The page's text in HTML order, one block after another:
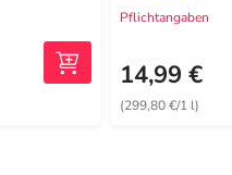
Pflichtangaben
14,99 €
(299,80 €/1 l)